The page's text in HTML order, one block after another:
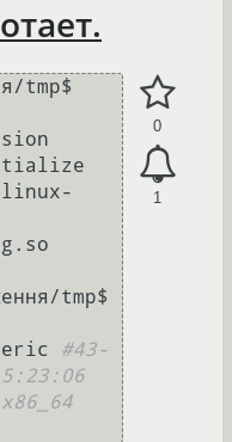
0
1
tmp$
#43-